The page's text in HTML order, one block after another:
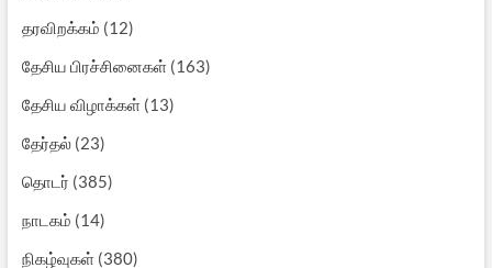
தரவிறக்கம் (12)
தேசிய பிரச்சினைகள்(163)
தேசிய விழாக்கள்(13)
தேர்தல்(23)
தொடர் (385)
நாடகம் (14)
நிகழ்வுகள்(380)